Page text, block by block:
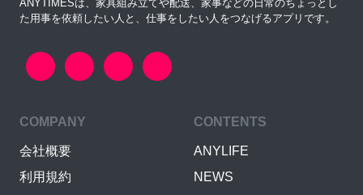
ANYTIMESは、家具組み立てや配送、家事などの日常のちょっとし
た用事を依頼したい人と、仕事をしたい人をつなげるアプリです。
COMPANY
会社概要
利用規約
CONTENTS
ANYLIFE
NEWS